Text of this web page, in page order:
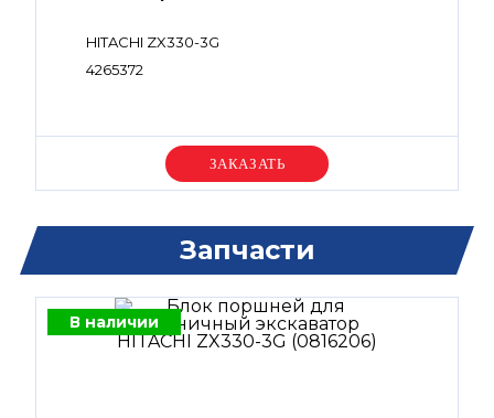
HITACHI ZX330-3G
4265372
Уточняйте цену
Запчасти
В наличии